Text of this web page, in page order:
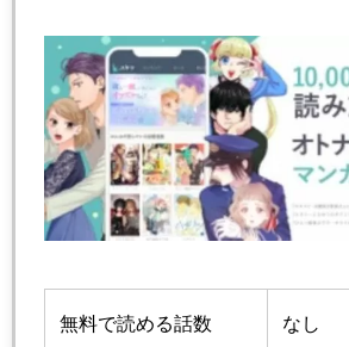
無料で読める話数 なし